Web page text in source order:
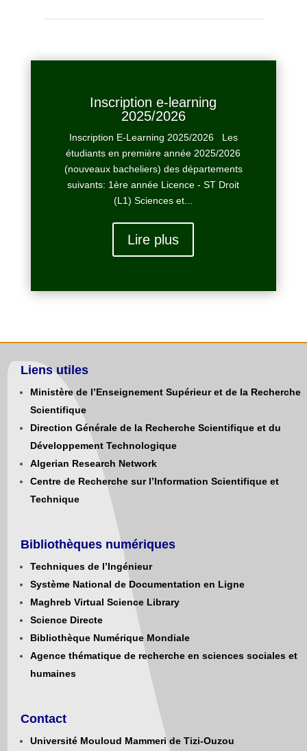
Inscription e-learning
2025/2026
Inscription E-Learning 2025/2026 Les
étudiants en première année 2025/2026
(nouveaux bacheliers) des départements
suivants: 1ère année Licence - ST Droit
(L1) Sciences et...
Lire plus
Liens utiles
Ministère de l’Enseignement Supérieur et de la Recherche
Scientifique
Direction Générale de la Recherche Scientifique et du
Développement Technologique
Algerian Research Network
Centre de Recherche sur l’Information Scientifique et
Technique
Bibliothèques numériques
Techniques de l’Ingénieur
Système National de Documentation en Ligne
Maghreb Virtual Science Library
Science Directe
Bibliothèque Numérique Mondiale
Agence thématique de recherche en sciences sociales et
humaines
Contact
Université Mouloud Mammeri de Tizi-Ouzou